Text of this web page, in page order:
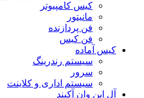
کیس کامپیوتر
مانیتور
فن پردازنده
فن کیس
کیس آماده
سیستم رندرینگ
سرور
سیستم‌ اداری و کلاینت
آل این وان آکبند